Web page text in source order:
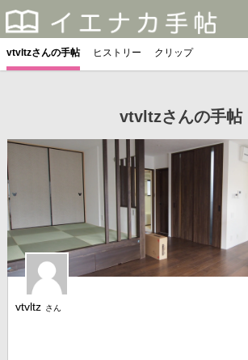
vtvltzさんの手帖 ヒストリー クリップ
vtvltzさんの手帖
vtvltz さん